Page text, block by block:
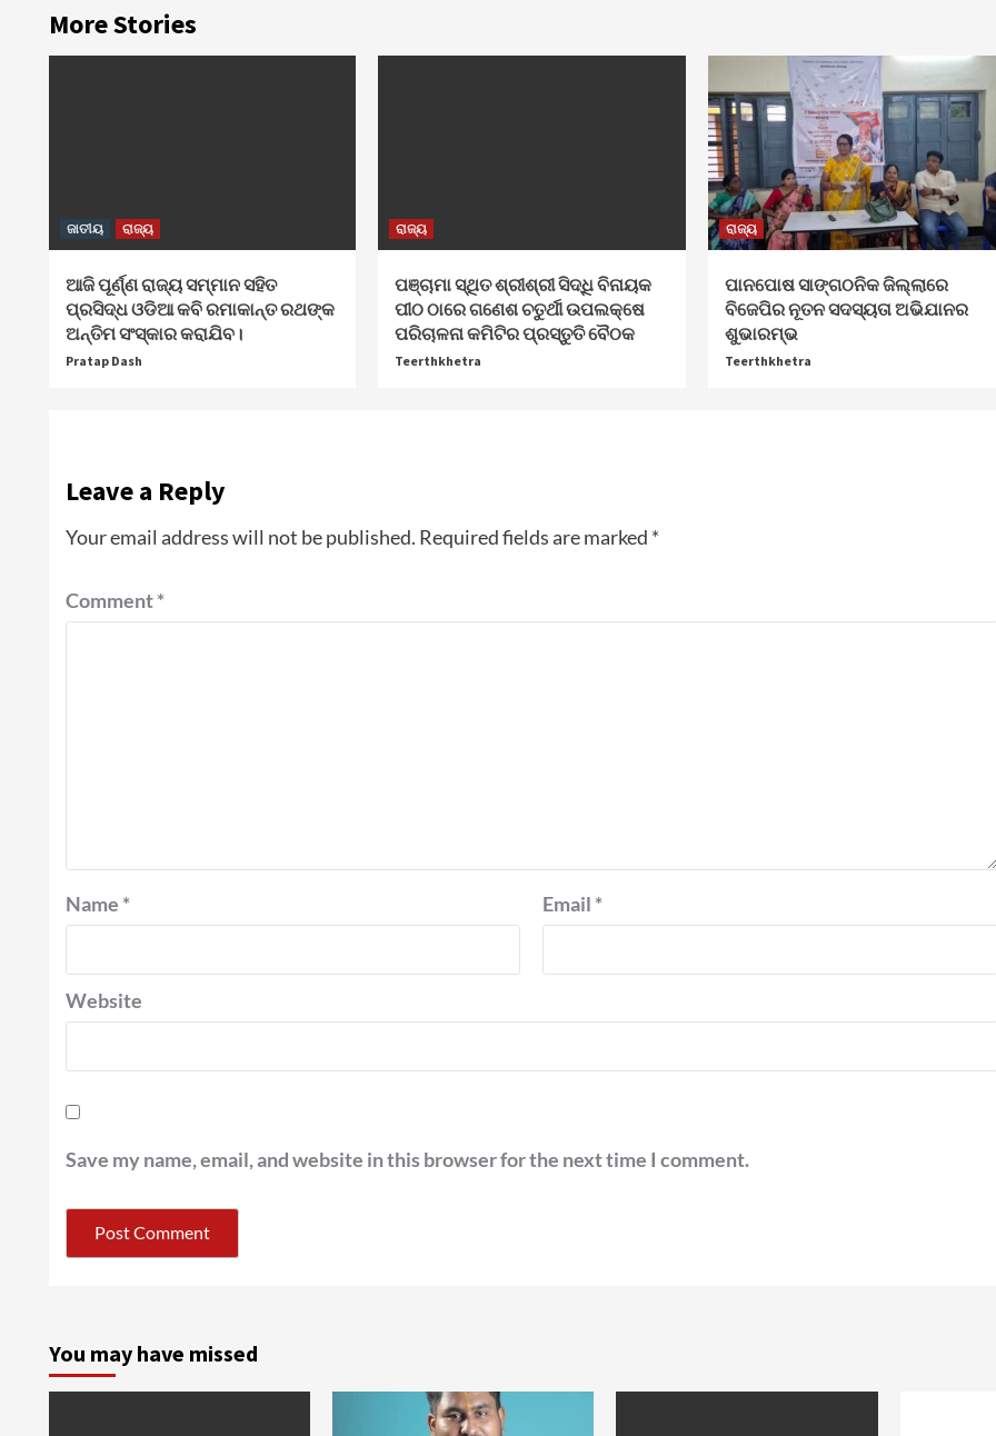
More Stories
ଜାତୀୟ ରାଜ୍ୟ
ଆଜି ପୂର୍ଣ୍ଣ ରାଜ୍ୟ ସମ୍ମାନ ସହିତ
ପ୍ରସିଦ୍ଧ ଓଡିଆ କବି ରମାକାନ୍ତ ରଥଙ୍କ
ଅନ୍ତିମ ସଂସ୍କାର କରାଯିବ।
Pratap Dash
ରାଜ୍ୟ
ପଞ୍ଚାମା ସ୍ଥିତ ଶ୍ରୀଶ୍ରୀ ସିଦ୍ଧି ବିନାୟକ
ପୀଠ ଠାରେ ଗଣେଶ ଚତୁର୍ଥୀ ଉପଲକ୍ଷେ
ପରିଚାଳନା କମିଟିର ପ୍ରସ୍ତୁତି ବୈଠକ
Teerthkhetra
ରାଜ୍ୟ
ପାନପୋଷ ସାଙ୍ଗଠନିକ ଜିଲ୍ଲାରେ
ବିଜେପିର ନୂତନ ସଦସ୍ୟତା ଅଭିଯାନର
ଶୁଭାରମ୍ଭ
Teerthkhetra
Leave a Reply
Your email address will not be published. Required fields are marked *
Comment*
Name * Email *
Website
Save my name, email, and website in this browser for the next time I comment.
You may have missed